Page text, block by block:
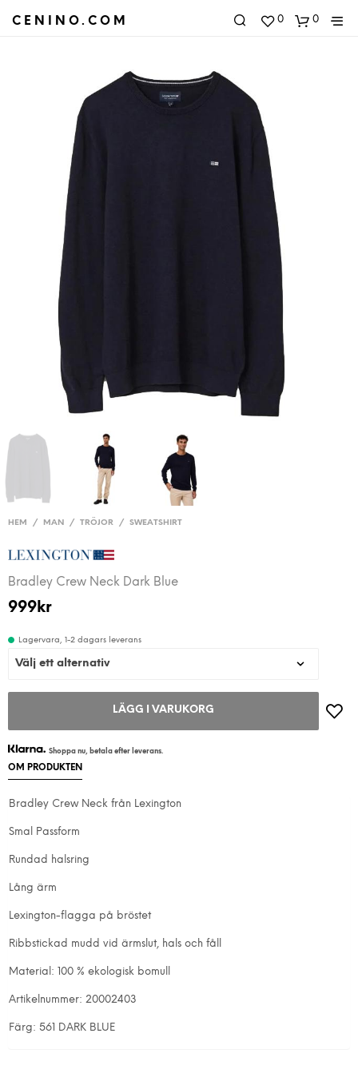
CENINO.COM 0 0
HEM / MAN / TRÖJOR / SWEATSHIRT
Bradley Crew Neck Dark Blue
999 kr
Lagervara, 1-2 dagars leverans
LÄGG I VARUKORG
Shoppa nu, betala efter leverans.
OM PRODUKTEN
Bradley Crew Neck från Lexington
Smal Passform
Rundad halsring
Lång ärm
Lexington-flagga på bröstet
Ribbstickad mudd vid ärmslut, hals och fåll
Material: 100 % ekologisk bomull
Artikelnummer: 20002403
Färg: 561 DARK BLUE